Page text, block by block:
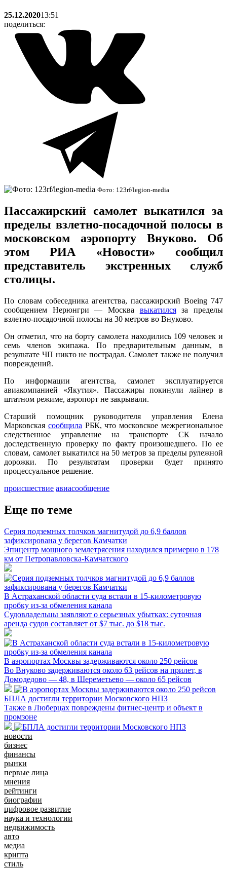
25.12.202013:51
поделиться:
Фото: 123rf/legion-media
Пассажирский самолет выкатился за
пределы взлетно-посадочной полосы в
московском аэропорту Внуково. Об
этом РИА «Новости» сообщил
представитель экстренных служб
столицы.
По словам собеседника агентства, пассажирский Boeing 747
сообщением Нерюнгри — Москва выкатилсяза пределы
взлетно-посадочной полосы на 30 метров во Внуково.
Он отметил, что на борту самолета находились 109 человек и
семь членов экипажа. По предварительным данным, в
результате ЧП никто не пострадал. Самолет также не получил
повреждений.
По информации агентства, самолет эксплуатируется
авиакомпанией «Якутия». Пассажиры покинули лайнер в
штатном режиме, аэропорт не закрывали.
Старший помощник руководителя управления Елена
Марковская сообщила РБК, что московское межрегиональное
следственное управление на транспорте СК начало
доследственную проверку по факту произошедшего. По ее
словам, самолет выкатился на 50 метров за пределы рулежной
дорожки. По результатам проверки будет принято
процессуальное решение.
происшествие авиасообщение
Еще по теме
Серия подземных толчков магнитудой до 6,9 баллов
зафиксирована у берегов Камчатки
Эпицентр мощного землетрясения находился примерно в 178
км от Петропавловска-Камчатского
В Астраханской области суда встали в 15-километровую
пробку из-за обмеления канала
Судовладельцы заявляют о серьезных убытках: суточная
аренда судов составляет от $7 тыс. до $18 тыс.
В аэропортах Москвы задерживаются около 250 рейсов
Во Внуково задерживаются около 63 рейсов на прилет, в
Домодедово — 48, в Шереметьево — около 65 рейсов
БПЛА достигли территории Московского НПЗ
Также в Люберцах повреждены фитнес-центр и объект в
промзоне
новости
бизнес
финансы
рынки
первые лица
мнения
рейтинги
биографии
цифровое развитие
наука и технологии
недвижимость
авто
медиа
крипта
стиль